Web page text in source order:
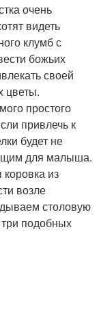
из
ложек
из бисера
очень
видеть
клумб с
божьих
своей
цветы.
простого
привлечь к
будет не
для малыша.
из
возле
столовую
подобных